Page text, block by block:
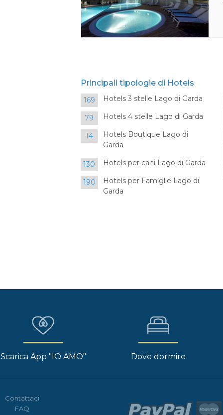
Principali tipologie di Hotels
169 Hotels 3 stelle Lago di Garda
79 Hotels 4 stelle Lago di Garda
14
Hotels Boutique Lago di
Garda
130 Hotels per cani Lago di Garda
190
Hotels per Famiglie Lago di
Garda
Scarica App "IO AMO" Dove dormire
Contattaci
FAQ